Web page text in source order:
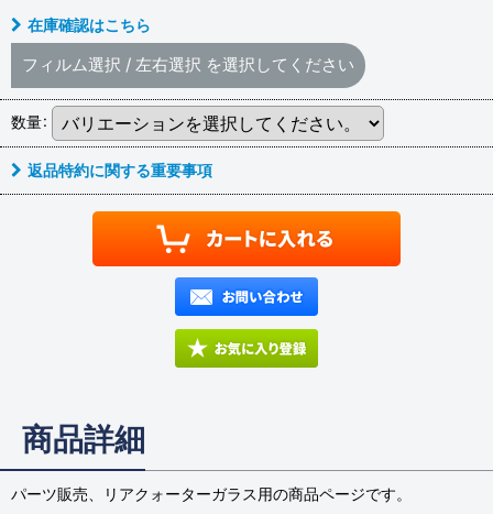
在庫確認はこちら
フィルム選択 / 左右選択 を選択してください
数量:
返品特約に関する重要事項
商品詳細
パーツ販売、リアクォーターガラス用の商品ページです。